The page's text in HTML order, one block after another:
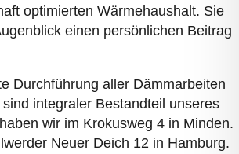
optimierten Wärmehaushalt. Sie
einen persönlichen Beitrag
Durchführung aller Dämmarbeiten
sind integraler Bestandteil unseres
wir im Krokusweg 4 in Minden.
Neuer Deich 12 in Hamburg.